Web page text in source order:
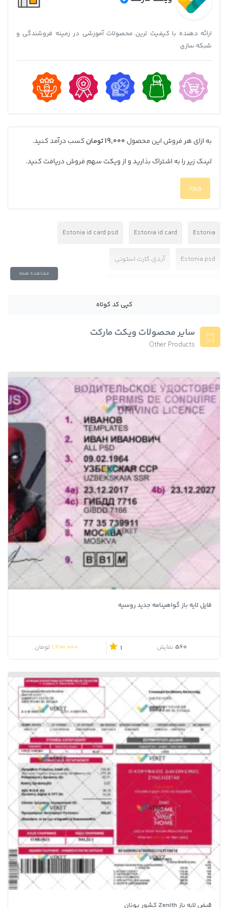
ارائه دهنده با کیفیت ترین محصولات آموزشی در زمینه فروشندگی و
شبکه سازی
به ازای هر فروش این محصول19,000 تومان
کسب درآمد کنید.
لینک زیر را به اشتراک بذارید و از ویکت سهم فروش دریافت کنید.
ورود
Estonia
Estonia id card
Estonia id card psd
Estonia psd آیدی کارت استونی
دانلود فایل فتوشاپ آیدی کارت استونی
کارت شناسایی استونی وریفای بایننس با آیدی کارت استونی
وریفای حساب فریلنسر استونی
مشاهده همه
کپی کد کوتاه
سایر محصولات ویکت مارکت
Other Products
فایل لایه باز گواهینامه جدید روسیه
560 نمایش 1
1,700,000 تومان
قبض لایه باز Zenith کشور یونان